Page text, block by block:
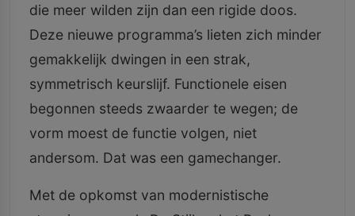
die meer wilden zijn dan een rigide doos.
Deze nieuwe programma’s lieten zich minder
gemakkelijk dwingen in een strak,
symmetrisch keurslijf. Functionele eisen
begonnen steeds zwaarder te wegen; de
vorm moest de functie volgen, niet
andersom. Dat was een gamechanger.
Met de opkomst van modernistische